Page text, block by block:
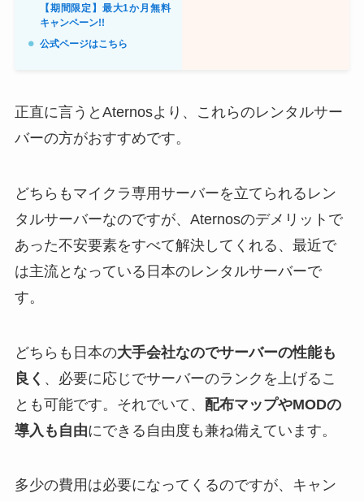
【期間限定】最大1か月無料
キャンペーン!!
公式ページはこちら
正直に言うとAternosより、これらのレンタルサー
バーの方がおすすめです。
どちらもマイクラ専用サーバーを立てられるレン
タルサーバーなのですが、Aternosのデメリットで
あった不安要素をすべて解決してくれる、最近で
は主流となっている日本のレンタルサーバーで
す。
どちらも日本の大手会社なのでサーバーの性能も
良く 、必要に応じでサーバーのランクを上げるこ
とも可能です。それでいて、 配布マップやMODの
導入も自由にできる自由度も兼ね備えています。
多少の費用は必要になってくるのですが、キャン